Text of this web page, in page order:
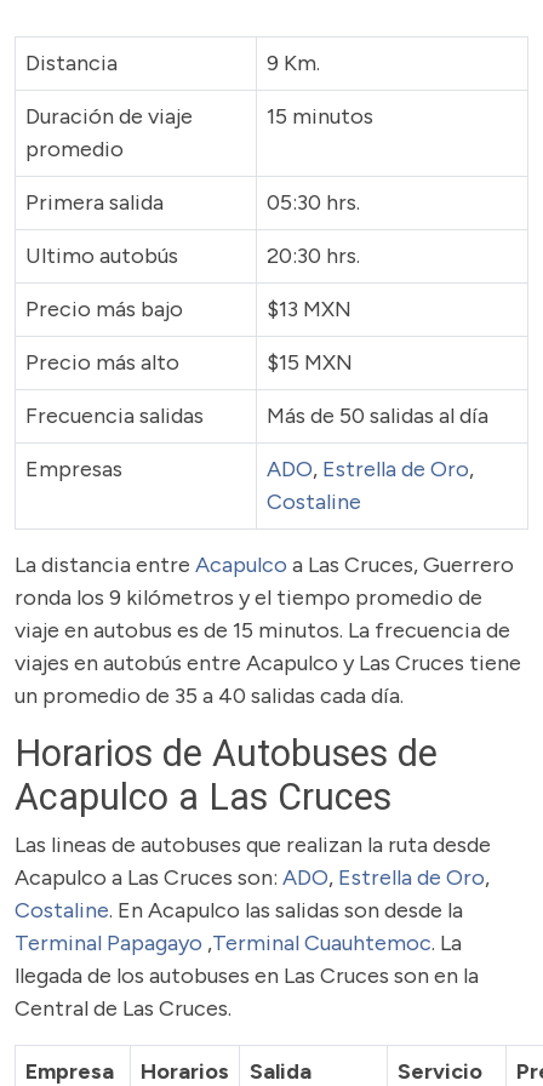
Distancia
9 Km.
Duración de viaje
promedio
15 minutos
Primera salida
05:30 hrs.
Ultimo autobús
20:30 hrs.
Precio más bajo
$13 MXN
Precio más alto
$15 MXN
Frecuencia salidas
Más de 50 salidas al día
Empresas
ADO, Estrella de Oro,
Costaline
La distancia entre Acapulco a Las Cruces, Guerrero
ronda los 9 kilómetros y el tiempo promedio de
viaje en autobus es de 15 minutos. La frecuencia de
viajes en autobús entre Acapulco y Las Cruces tiene
un promedio de 35 a 40 salidas cada día.
Horarios de Autobuses de
Acapulco a Las Cruces
Las lineas de autobuses que realizan la ruta desde
Acapulco a Las Cruces son: ADO, Estrella de Oro,
Costaline. En Acapulco las salidas son desde la
Terminal Papagayo ,Terminal Cuauhtemoc. La
llegada de los autobuses en Las Cruces son en la
Central de Las Cruces.
Empresa Horarios Salida Servicio